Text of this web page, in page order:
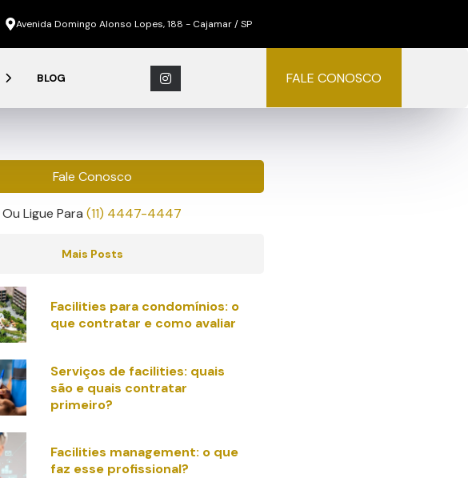
Avenida Domingo Alonso Lopes, 188 - Cajamar / SP
BLOG FALE CONOSCO
Fale Conosco
Ou Ligue Para (11) 4447-4447
Mais Posts
Facilities para condomínios: o
que contratar e como avaliar
Serviços de facilities: quais
são e quais contratar
primeiro?
Facilities management: o que
faz esse profissional?